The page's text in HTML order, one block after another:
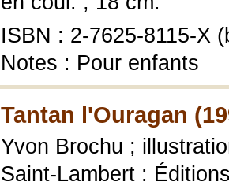
ISBN : 2-7625-8115-X
Notes : Pour enfants
Tantan l'Ouragan
Yvon Brochu ;
Saint-Lambert :